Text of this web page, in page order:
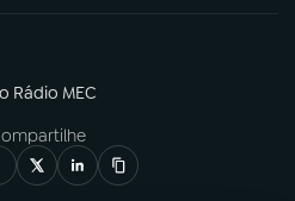
Rádio MEC